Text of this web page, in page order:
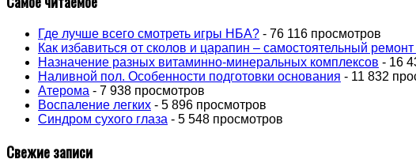
Где лучше всего смотреть игры НБА? - 76 116 просмотров
Как избавиться от сколов и царапин – самостоятельный
Назначение разных витаминно-минеральных комплексов - 16
Наливной пол. Особенности подготовки основания - 11 832
Атерома - 7 938 просмотров
Воспаление легких - 5 896 просмотров
Синдром сухого глаза - 5 548 просмотров
Свежие записи